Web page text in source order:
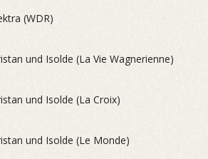
(WDR)
und Isolde (La Vie Wagnerienne)
und Isolde (La Croix)
und Isolde (Le Monde)